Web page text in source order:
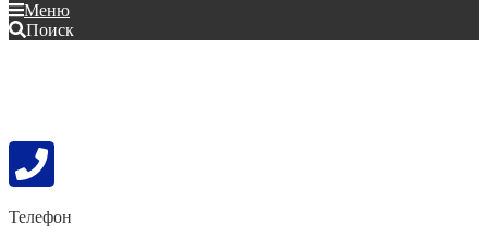
Меню
Поиск
Телефон